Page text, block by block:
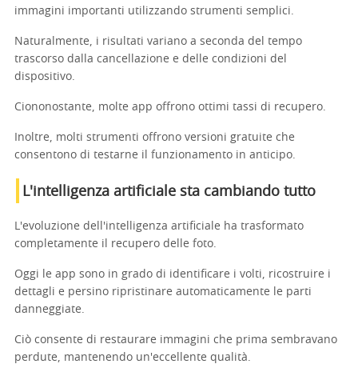
immagini importanti utilizzando strumenti semplici.
Naturalmente, i risultati variano a seconda del tempo
trascorso dalla cancellazione e delle condizioni del
dispositivo.
Ciononostante, molte app offrono ottimi tassi di recupero.
Inoltre, molti strumenti offrono versioni gratuite che
consentono di testarne il funzionamento in anticipo.
L'intelligenza artificiale sta cambiando tutto
L'evoluzione dell'intelligenza artificiale ha trasformato
completamente il recupero delle foto.
Oggi le app sono in grado di identificare i volti, ricostruire i
dettagli e persino ripristinare automaticamente le parti
danneggiate.
Ciò consente di restaurare immagini che prima sembravano
perdute, mantenendo un'eccellente qualità.